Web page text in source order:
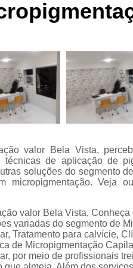
valor Bela Vista,
técnicas de aplicação de
soluções do segmento
Veja
valor Bela Vista,
variadas do segmento de
Tratamento para calvície,
de Micropigmentação
por meio de profissionais